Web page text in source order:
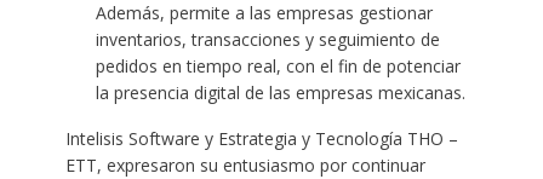
Además, permite a las empresas gestionar
inventarios, transacciones y seguimiento de
pedidos en tiempo real, con el fin de potenciar
la presencia digital de las empresas mexicanas.
Intelisis Software y Estrategia y Tecnología THO –
ETT, expresaron su entusiasmo por continuar